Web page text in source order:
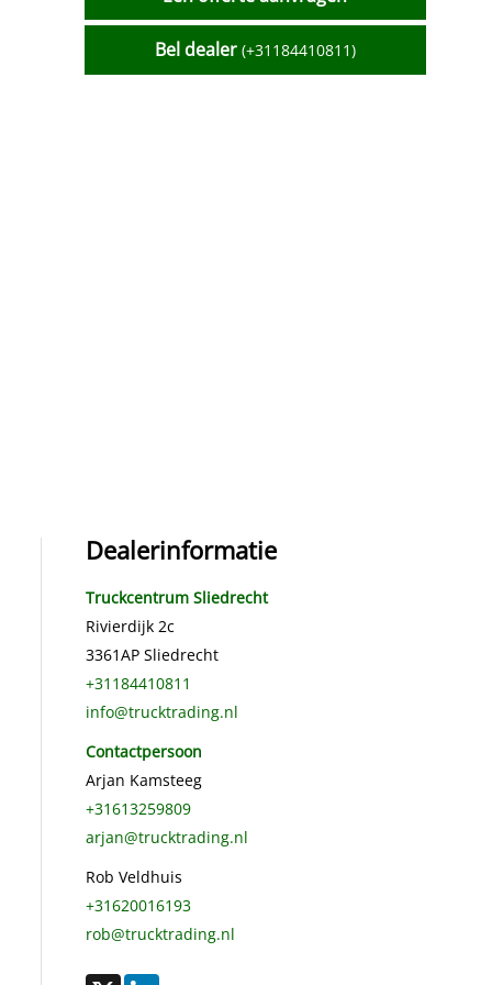
Bel dealer (+31184410811)
Dealerinformatie
Truckcentrum Sliedrecht
Rivierdijk 2c
3361AP Sliedrecht
+31184410811
info@trucktrading.nl
Contactpersoon
Arjan Kamsteeg
+31613259809
arjan@trucktrading.nl
Rob Veldhuis
+31620016193
rob@trucktrading.nl